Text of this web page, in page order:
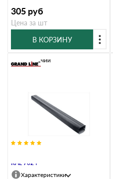
305 руб
Цена за шт
В КОРЗИНУ
RAL 7024
В наличии
Характеристики